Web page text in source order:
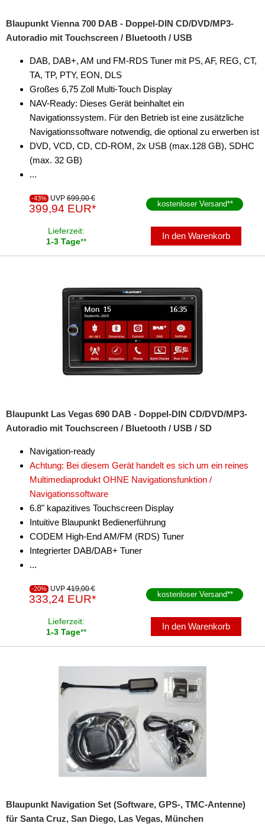
Equator
Forenza
Grand Vitara
Ignis
Jimny
Kizashi
Reno
Ritz
XL7
für Toyota
für Volkswagen
für Volvo
Universal
Radioeinbausets
Radiorahmen
SD-Adapter
Stromversorgung
Subwoofer-Zubehör
Verstärker-Zubehör
Vorverstärkeradapter
Wechsler-Zubehör
Blaupunkt Vienna 700 DAB - Doppel-DIN CD/DVD/MP3-
Autoradio mit Touchscreen / Bluetooth / USB
DAB, DAB+, AM und FM-RDS Tuner mit PS, AF, REG, CT,
TA, TP, PTY, EON, DLS
Großes 6,75 Zoll Multi-Touch Display
NAV-Ready: Dieses Gerät beinhaltet ein
Navigationssystem. Für den Betrieb ist eine zusätzliche
Navigationssoftware notwendig, die optional zu erwerben ist
DVD, VCD, CD, CD-ROM, 2x USB (max.128 GB), SDHC
(max. 32 GB)
...
-43% UVP 699,00 €
399,94 EUR* kostenloser Versand**
Lieferzeit:
1-3 Tage**
In den Warenkorb
Blaupunkt Las Vegas 690 DAB - Doppel-DIN CD/DVD/MP3-
Autoradio mit Touchscreen / Bluetooth / USB / SD
Navigation-ready
Achtung: Bei diesem Gerät handelt es sich um ein reines
Multimediaprodukt OHNE Navigationsfunktion /
Navigationssoftware
6.8" kapazitives Touchscreen Display
Intuitive Blaupunkt Bedienerführung
CODEM High-End AM/FM (RDS) Tuner
Integrierter DAB/DAB+ Tuner
...
-20% UVP 419,00 €
333,24 EUR* kostenloser Versand**
Lieferzeit:
1-3 Tage**
In den Warenkorb
Blaupunkt Navigation Set (Software, GPS-, TMC-Antenne)
für Santa Cruz, San Diego, Las Vegas, München